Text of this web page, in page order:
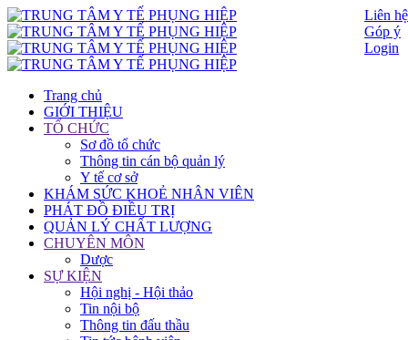
Liên hệ
Góp ý
Login
Trang chủ
GIỚI THIỆU
TỔ CHỨC
Sơ đồ tổ chức
Thông tin cán bộ quản lý
Y tế cơ sở
KHÁM SỨC KHOẺ NHÂN VIÊN
PHÁT ĐỒ ĐIỀU TRỊ
QUẢN LÝ CHẤT LƯỢNG
CHUYÊN MÔN
Dược
SỰ KIỆN
Hội nghị - Hội thảo
Tin nội bộ
Thông tin đấu thầu